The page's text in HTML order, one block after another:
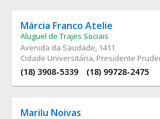
Márcia Franco Atelie
Aluguel de Trajes Sociais
Avenida da Saudade, 1411
Cidade Universitária, Presidente
(18) 3908-5339 (18) 99728-2475
Marilu Noivas